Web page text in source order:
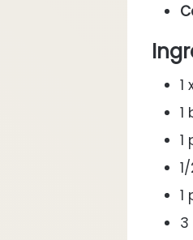
1
1
1
1